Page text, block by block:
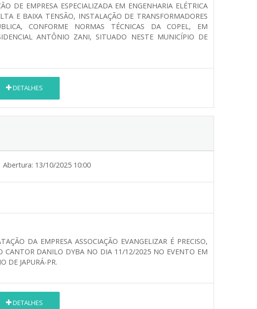
DE EMPRESA ESPECIALIZADA EM ENGENHARIA ELÉTRICA
E BAIXA TENSÃO, INSTALAÇÃO DE TRANSFORMADORES
CONFORME NORMAS TÉCNICAS DA COPEL, EM
ANTÔNIO ZANI, SITUADO NESTE MUNICÍPIO DE
DETALHES
Abertura: 13/10/2025 10:00
DA EMPRESA ASSOCIAÇÃO EVANGELIZAR É PRECISO,
CANTOR DANILO DYBA NO DIA 11/12/2025 NO EVENTO EM
DE JAPURÁ-PR.
DETALHES